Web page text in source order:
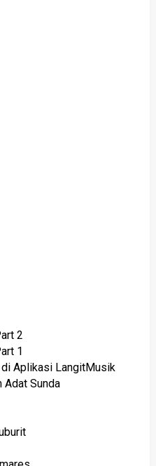
2
1
Aplikasi LangitMusik
Adat Sunda